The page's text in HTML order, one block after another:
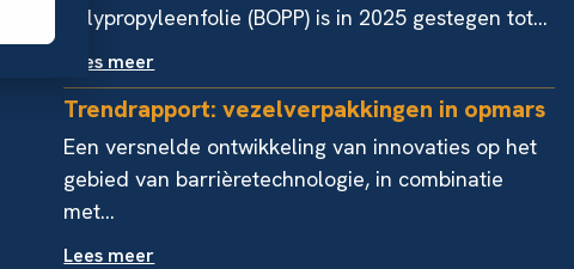
polypropyleenfolie (BOPP) is in 2025 gestegen tot...
Lees meer
Trendrapport: vezelverpakkingen in opmars
Een versnelde ontwikkeling van innovaties op het
gebied van barrièretechnologie, in combinatie
met...
Lees meer